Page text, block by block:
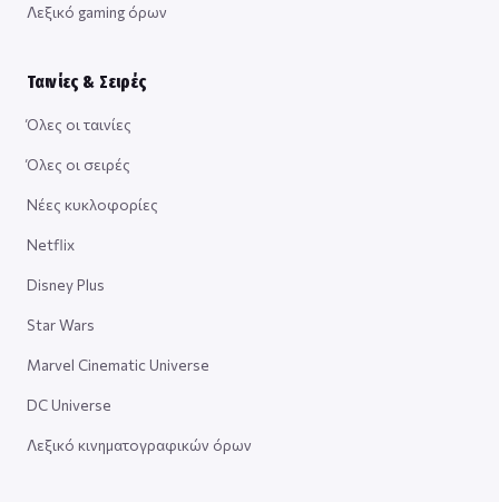
Λεξικό gaming όρων
Ταινίες & Σειρές
Όλες οι ταινίες
Όλες οι σειρές
Νέες κυκλοφορίες
Netflix
Disney Plus
Star Wars
Marvel Cinematic Universe
DC Universe
Λεξικό κινηματογραφικών όρων